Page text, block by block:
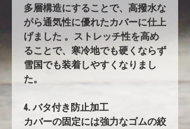
多層構造にすることで、高撥水な
がら通気性に優れたカバーに仕上
げました 。ストレッチ性を高め
ることで、寒冷地でも硬くならず
雪国でも装着しやすくなりまし
た。
4. バタ付き防止加工
カバーの固定には強力なゴムの絞